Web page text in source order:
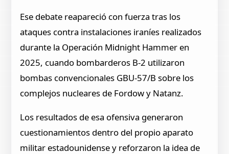
Ese debate reapareció con fuerza tras los
ataques contra instalaciones iraníes realizados
durante la Operación Midnight Hammer en
2025, cuando bombarderos B-2 utilizaron
bombas convencionales GBU-57/B sobre los
complejos nucleares de Fordow y Natanz.
Los resultados de esa ofensiva generaron
cuestionamientos dentro del propio aparato
militar estadounidense y reforzaron la idea de